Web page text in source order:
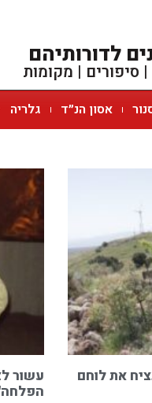
לדורותיהם
סיפורים | מקומות
אסון הנ״ד גלריה
את לוחם
עשור